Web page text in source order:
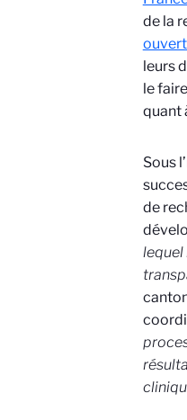
de la
leurs
le
quant
Sous
de
lequel